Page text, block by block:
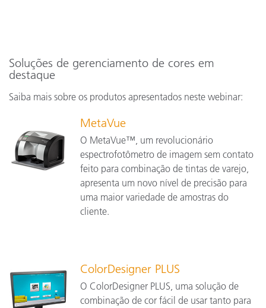
Soluções de gerenciamento de cores em
destaque
Saiba mais sobre os produtos apresentados neste webinar:
MetaVue
O MetaVue™, um revolucionário
espectrofotômetro de imagem sem contato
feito para combinação de tintas de varejo,
apresenta um novo nível de precisão para
uma maior variedade de amostras do
cliente.
ColorDesigner PLUS
O ColorDesigner PLUS, uma solução de
combinação de cor fácil de usar tanto para